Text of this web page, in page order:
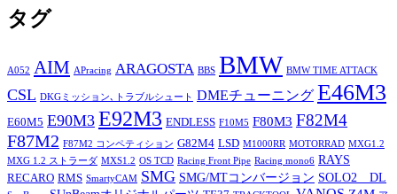
タグ
A052 AIM APracing ARAGOSTA BBS BMW BMW TIME ATTACK
CSL DKGミッション､トラブルシュート DMEチューニング E46M3
E60M5 E90M3 E92M3 ENDLESS F10M5 F80M3 F82M4
F87M2 F87M2 コンペティション G82M4 LSD M1000RR MOTORRAD MXG1.2
MXG 1.2 ストラーダ MXS1.2 OS TCD Racing Front Pipe Racing mono6 RAYS
RECARO RMS SmartyCAM SMG SMG/MTコンバージョン SOLO2 DL